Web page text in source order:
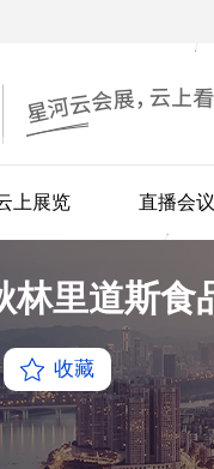
上展览 直播会议
林里道斯食
收藏